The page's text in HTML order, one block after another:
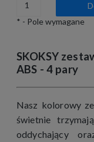
* - Pole wymagane
SKOKSY
ABS - 4 pary
Nasz kolorowy
świetnie
oddychający